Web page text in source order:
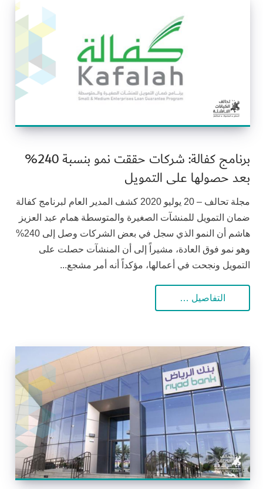
برنامج كفالة: شركات حققت نمو بنسبة 240%
بعد حصولها على التمويل
مجلة تحالف – 20 يوليو 2020 كشف المدير العام لبرنامج كفالة
ضمان التمويل للمنشآت الصغيرة والمتوسطة همام عبد العزيز
هاشم أن النمو الذي سجل في بعض الشركات وصل إلى 240%
وهو نمو فوق العادة، مشيراً إلى أن المنشآت حصلت على
التمويل ونجحت في أعمالها، مؤكداً أنه أمر مشجع...
التفاصيل …